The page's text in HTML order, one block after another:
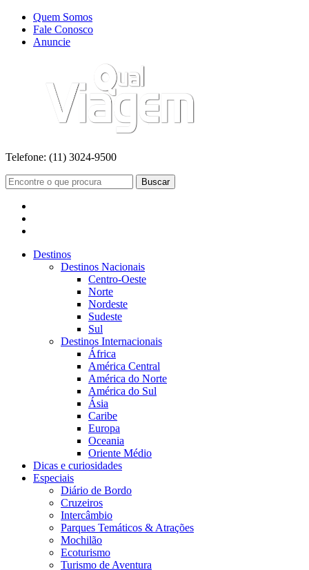
Quem Somos
Fale Conosco
Anuncie
Telefone: (11) 3024-9500
Buscar
Destinos
Destinos Nacionais
Centro-Oeste
Norte
Nordeste
Sudeste
Sul
Destinos Internacionais
África
América Central
América do Norte
América do Sul
Ásia
Caribe
Europa
Oceania
Oriente Médio
Dicas e curiosidades
Especiais
Diário de Bordo
Cruzeiros
Intercâmbio
Parques Temáticos & Atrações
Mochilão
Ecoturismo
Turismo de Aventura